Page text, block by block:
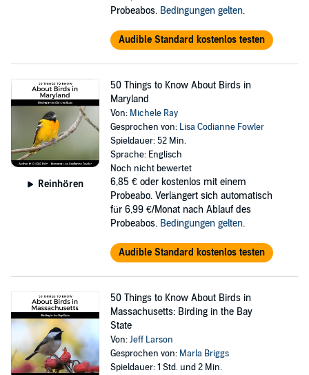
Probeabos. Bedingungen gelten.
Audible Standard kostenlos testen
Reinhören
50 Things to Know About Birds in
Maryland
Von: Michele Ray
Gesprochen von: Lisa Codianne Fowler
Spieldauer: 52 Min.
Sprache: Englisch
Noch nicht bewertet
6,85 € oder kostenlos mit einem
Probeabo. Verlängert sich automatisch
für 6,99 €/Monat nach Ablauf des
Probeabos. Bedingungen gelten.
Audible Standard kostenlos testen
50 Things to Know About Birds in
Massachusetts: Birding in the Bay
State
Von:Jeff Larson
Gesprochen von: Marla Briggs
Spieldauer: 1 Std. und 2 Min.